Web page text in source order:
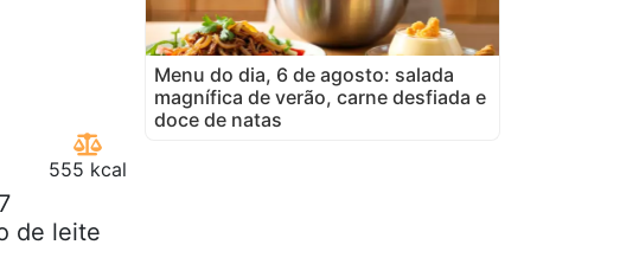
555 kcal
de leite
Menu do dia, 6 de agosto: salada
magnífica de verão, carne desfiada e
doce de natas